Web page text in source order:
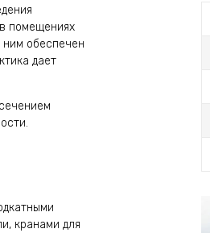
помещениях
обеспечен
дает
кранами для